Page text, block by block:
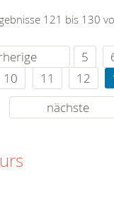
121 bis 130
5
10 11 12
nächste